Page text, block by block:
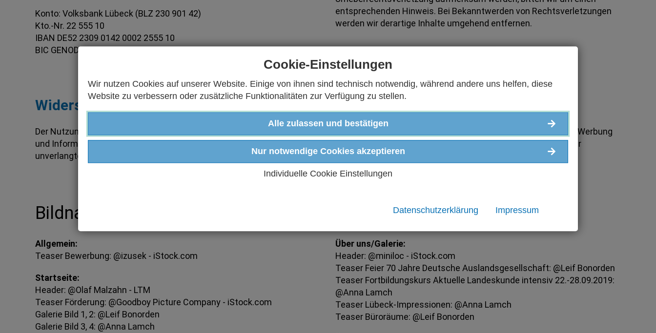
Cookie-Einstellungen
Wir nutzen Cookies auf unserer Website. Einige von ihnen sind technisch notwendig, während andere uns helfen, diese
Website zu verbessern oder zusätzliche Funktionalitäten zur Verfügung zu stellen.
Alle zulassen und bestätigen
Nur notwendige Cookies akzeptieren
Individuelle Cookie Einstellungen
Datenschutzerklärung Impressum
Konto: Volksbank Lübeck (BLZ 230 901 42)
Kto.-Nr. 22 555 10
IBAN DE52 2309 0142 0002 2555 10
BIC GENODEF1HLU
entsprechenden Hinweis. Bei Bekanntwerden von Rechtsverletzungen
werden wir derartige Inhalte umgehend entfernen.
Widerspruch gegen Werbe-E-Mails
Der Nutzung von im Rahmen der Impressumspflicht veröffentlichten Kontaktdaten zur Übersendung von nicht ausdrücklich angeforderter Werbung
und Informationsmaterialien wird hiermit widersprochen. Die Betreiber der Seiten behalten sich ausdrücklich rechtliche Schritte im Falle der
unverlangten Zusendung von Werbeinformationen, etwa durch Spam-E-Mails, vor.
Bildnachweise
Allgemein:
Teaser Bewerbung: @izusek - iStock.com
Startseite:
Header: @Olaf Malzahn - LTM
Teaser Förderung: @Goodboy Picture Company - iStock.com
Galerie Bild 1, 2: @Leif Bonorden
Galerie Bild 3, 4: @Anna Lamch
Über uns/Galerie:
Header: @miniloc - iStock.com
Teaser Feier 70 Jahre Deutsche Auslandsgesellschaft: @Leif Bonorden
Teaser Fortbildungskurs Aktuelle Landeskunde intensiv 22.-28.09.2019:
@Anna Lamch
Teaser Lübeck-Impressionen: @Anna Lamch
Teaser Büroräume: @Leif Bonorden